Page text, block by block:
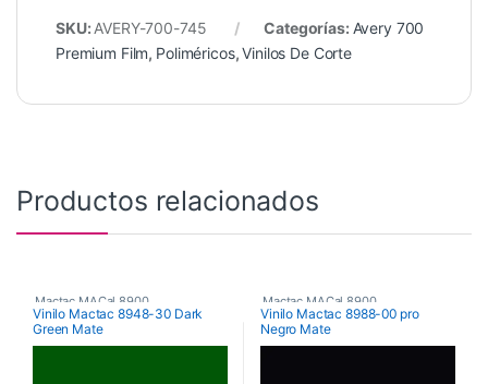
SKU: AVERY-700-745 Categorías: Avery 700
Premium Film, Poliméricos,Vinilos De Corte
Productos relacionados
Mactac MACal 8900
Monoméricos
Vinilo Mactac 8948-30 Dark
Green Mate
Mactac MACal 8900
Monoméricos
Vinilo Mactac 8988-00 pro
Negro Mate